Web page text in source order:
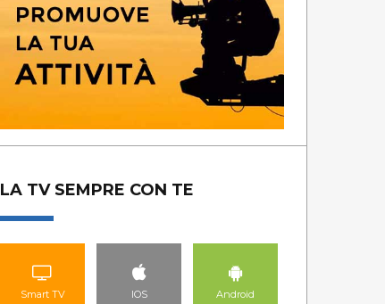
LA TV SEMPRE CON TE
Smart TV IOS Android